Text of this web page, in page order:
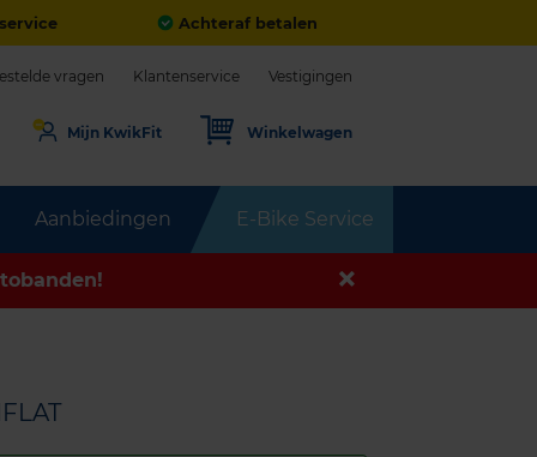
Achteraf betalen
Aanbiedingen E-Bike Service
vragen Klantenservice Vestigingen
Mijn KwikFit Winkelwagen